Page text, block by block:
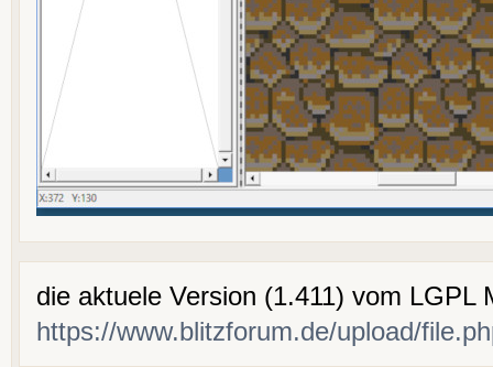
die aktuele Version (1.411) vom LGPL
https://www.blitzforum.de/upload/